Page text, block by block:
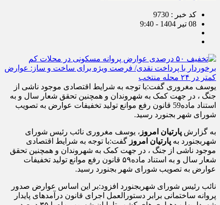
کد خبر : 9730
08 تیر 1404 - 9:40
یوسف مغروری گفت:با توجه به شرایط اقتصادی موجود ناشی از
جنگ ، در جهت کمک به شهروندان و همچنین تحقق شعار سال و به
استناد ماده59 قانون رفع موانع تولید تخفیفات عوارض به تصویب
شورای شهر بجنورد رسید.
به گزارش پارتیان امروز ، یوسف مغروری نائب رئیس شورای
شهربجنورد به پارتیان امروز گفت:با توجه به شرایط اقتصادی
موجود ناشی از جنگ ، در جهت کمک به شهروندان و همچنین تحقق
شعار سال و به استناد ماده۵۹ قانون رفع موانع تولید تخفیفات
عوارض به تصویب شورای شهر بجنورد رسید.
نائب رئیس شورای شهربجنورد افزود:بر این اساس عوارض صدور
پروانه ساختمانی برابر دستورالعمل اجرای قانون درآمدهای پایدار